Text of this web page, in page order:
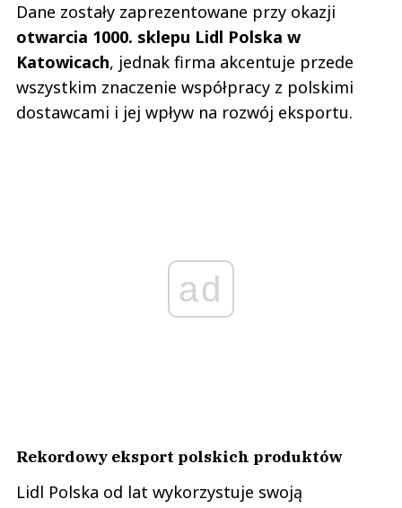
Dane zostały zaprezentowane przy okazji
otwarcia 1000. sklepu Lidl Polska w
Katowicach, jednak firma akcentuje przede
wszystkim znaczenie współpracy z polskimi
dostawcami i jej wpływ na rozwój eksportu.
ad
Rekordowy eksport polskich produktów
Lidl Polska od lat wykorzystuje swoją